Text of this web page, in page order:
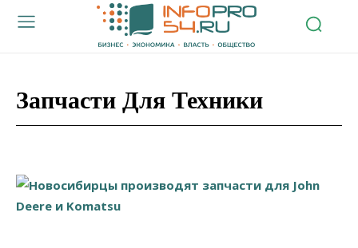
Запчасти Для Техники